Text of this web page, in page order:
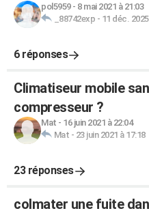
pol5959- 8 mai 2021 à 21:03
_88742exp - 11 déc.
6 réponses
Climatiseur mobile
compresseur ?
Mat - 16 juin 2021 à 22:04
Mat - 23 juin 2021 à 17:18
23 réponses
colmater une fuite